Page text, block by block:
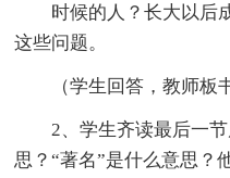
时候的人？长大以后
这些问题。
（学生回答，教师板书
2、学生齐读最后一节
思？“著名”是什么意思？